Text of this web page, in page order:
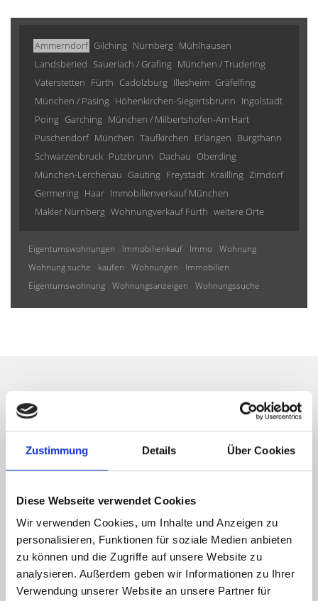
Zustimmung Details Über Cookies
Diese Webseite verwendet Cookies
Wir verwenden Cookies, um Inhalte und Anzeigen zu
personalisieren, Funktionen für soziale Medien anbieten
zu können und die Zugriffe auf unsere Website zu
analysieren. Außerdem geben wir Informationen zu Ihrer
Verwendung unserer Website an unsere Partner für
Ammerndorf Gilching Nürnberg Mühlhausen
Landsberied Sauerlach / Grafing München / Trudering
Vaterstetten Fürth Cadolzburg Illesheim Gräfelfing
München / Pasing Höhenkirchen-Siegertsbrunn Ingolstadt
Poing Garching München / Milbertshofen-Am Hart
Puschendorf München Taufkirchen Erlangen Burgthann
Schwarzenbruck Putzbrunn Dachau Oberding
München-Lerchenau Gauting Freystadt Krailling Zirndorf
Germering Haar Immobilienverkauf München
Makler Nürnberg Wohnungverkauf Fürth weitere Orte
Eigentumswohnungen Immobilienkauf Immo Wohnung
Wohnung suche
kaufen Wohnungen
Immobilien
Eigentumswohnung Wohnungsanzeigen Wohnungssuche
Wir informieren Sie
automatisch über passende
neue Angebote